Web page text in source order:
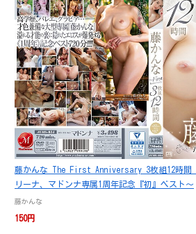
藤かんな The First Anniversary 3枚組12時間
リーナ、マドンナ専属1周年記念『初』ベスト～
藤かんな
150円